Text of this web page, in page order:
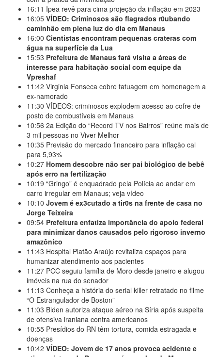
16:11 Ipea revê para cima projeção da inflação em 2023
16:05 VÍDEO: Criminosos são flagrados r0ubando
caminhão em plena luz do dia em Manaus
16:00 Cientistas encontram pequenas crateras com
água na superfície da Lua
15:53 Prefeitura de Manaus fará visita a áreas de
interesse para habitação social com equipe da
Vpreshaf
11:42 Virginia Fonseca cobre tatuagem em homenagem a
ex-namorado
11:30 VÍDEOS: criminosos explodem acesso ao cofre de
posto de combustíveis em Manaus
10:56 2a Edição do “Record TV nos Bairros” reúne mais de
3 mil pessoas no Viver Melhor
10:35 Previsão do mercado financeiro para inflação cai
para 5,93%
10:27 Homem descobre não ser pai biológico de bebê
após erro na fertilização
10:19 “Gringo” é enquadrado pela Polícia ao andar em
carro irregular em Manaus; veja vídeo
10:10 Jovem é ex3cutado a tir0s na frente de casa no
Jorge Teixeira
09:54 Prefeitura enfatiza importância do apoio federal
para minimizar danos causados pelo rigoroso inverno
amazônico
11:43 Hospital Platão Araújo revitaliza espaços para
humanizar atendimento aos pacientes
11:27 PCC seguiu família de Moro desde janeiro e alugou
imóveis na rua do senador
11:13 Conheça a história do serial killer retratado no filme
“O Estrangulador de Boston”
11:03 Biden autoriza ataque aéreo na Síria após suspeita
de ofensiva iraniana contra americanos
10:55 Presídios do RN têm tortura, comida estragada e
doenças
10:42 VÍDEO: Jovem de 17 anos provoca acidente e